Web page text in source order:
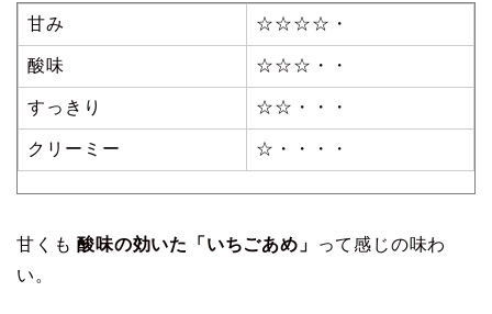
甘み ☆☆☆☆・
酸味 ☆☆☆・・
すっきり ☆☆・・・
クリーミー ☆・・・・
甘くも 酸味の効いた「いちごあめ」
って感じの味わ
い。